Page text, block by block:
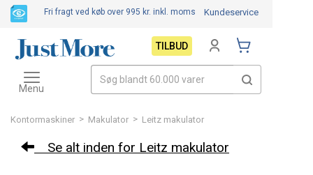
Kontormaskiner > Makulator > Leitz makulator
Se alt inden for Leitz makulator
Fri fragt ved køb over 995 kr. inkl. moms Kundeservice
TILBUD
Toggle
navigation
Menu